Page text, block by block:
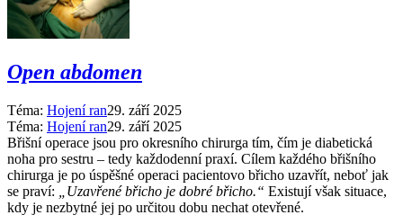
Open abdomen
Téma: Hojení ran29. září 2025
Téma: Hojení ran29. září 2025
Břišní operace jsou pro okresního chirurga tím, čím je diabetická
noha pro sestru –⁠ tedy každodenní praxí. Cílem každého břišního
chirurga je po úspěšné operaci pacientovo břicho uzavřít, neboť jak
se praví:
„Uzavřené břicho je dobré břicho.“ Existují však situace,
kdy je nezbytné jej po určitou dobu nechat otevřené.